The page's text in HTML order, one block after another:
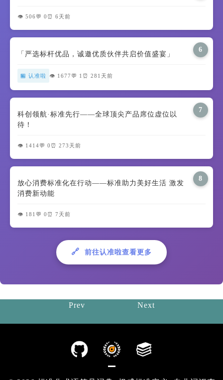
👁️ 506 💬 0 ⏰ 6天前
6
「严选标杆优品，诚邀优质伙伴共启价值盛宴」
🏪 认准啦 👁️ 1677 💬 1 ⏰ 281天前
7
科创领航·标准先行——全球顶尖产品席位虚位以
待！
👁️ 1414💬 0 ⏰ 273天前
8
放心消费标准化在行动——标准助力美好生活 激发
消费新动能
👁️ 181 💬 0 ⏰ 7天前
🔗 前往认准啦查看更多
Prev Next